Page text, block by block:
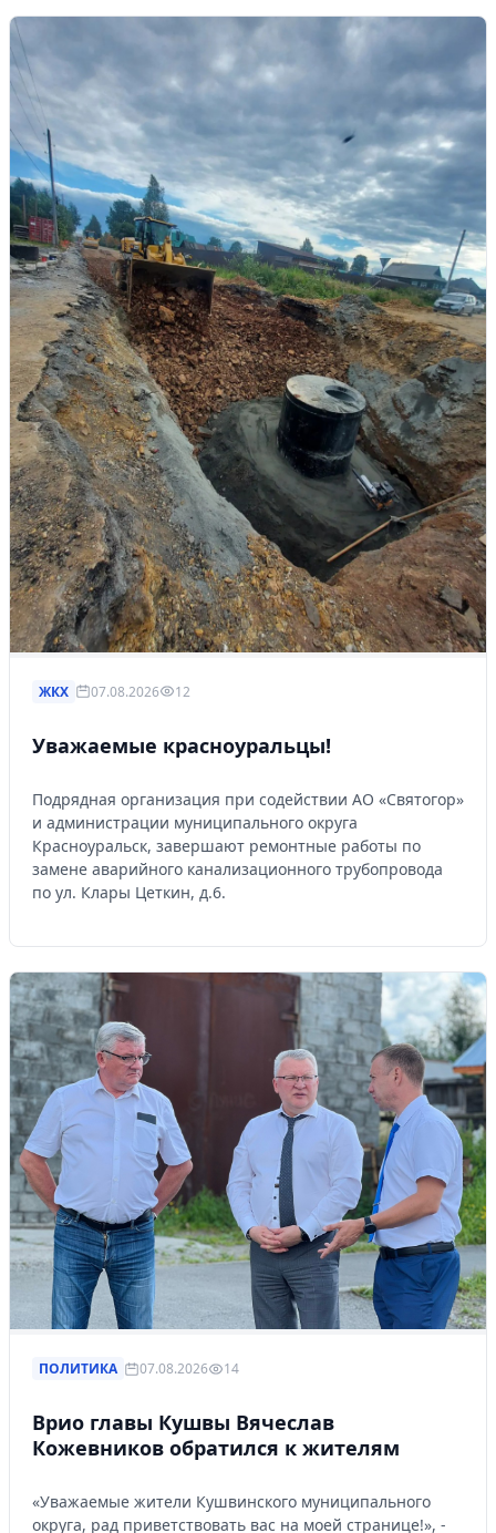
Личный кабинет
Управляйте объявлениями, отслеживайте
публикации и получайте сообщения
Войти или зарегистрироваться
ЖКХ 07.08.2026 12
Уважаемые красноуральцы!
Подрядная организация при содействии АО «Святогор»
и администрации муниципального округа
Красноуральск, завершают ремонтные работы по
замене аварийного канализационного трубопровода
по ул. Клары Цеткин, д.6.
ПОЛИТИКА 07.08.2026 14
Врио главы Кушвы Вячеслав
Кожевников обратился к жителям
«Уважаемые жители Кушвинского муниципального
округа, рад приветствовать вас на моей странице!», -